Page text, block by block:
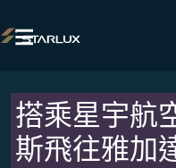

搭乘星宇航
斯飛往雅加